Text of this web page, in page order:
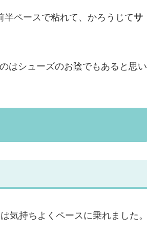
ペースで粘れて、かろうじてサ
はシューズのお陰でもあると思い
気持ちよくペースに乗れました。